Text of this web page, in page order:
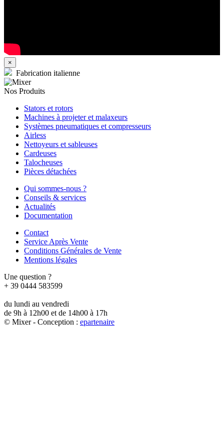
×
Fabrication italienne
Nos Produits
Stators et rotors
Machines à projeter et malaxeurs
Systèmes pneumatiques et compresseurs
Airless
Nettoyeurs et sableuses
Cardeuses
Talocheuses
Pièces détachées
Qui sommes-nous ?
Conseils & services
Actualités
Documentation
Contact
Service Après Vente
Conditions Générales de Vente
Mentions légales
Une question ?
+ 39 0444 583599
du lundi au vendredi
de 9h à 12h00 et de 14h00 à 17h
© Mixer - Conception : epartenaire